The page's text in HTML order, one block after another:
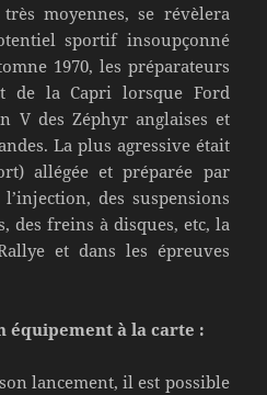
moyennes, se révèlera
sportif insoupçonné
1970, les préparateurs
de la Capri lorsque Ford
V des Zéphyr anglaises et
La plus agressive était
allégée et préparée par
des suspensions
des freins à disques, etc, la
et dans les épreuves
équipement à la carte :
lancement, il est possible